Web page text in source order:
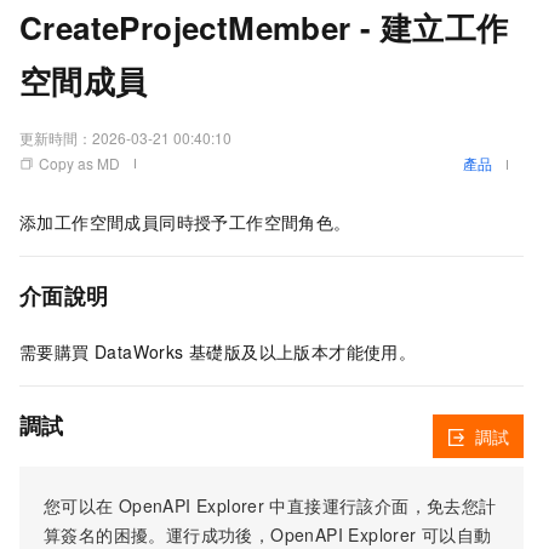
CreateProjectMember - 建立工作
空間成員
更新時間： 2026-03-21 00:40:10
Copy as MD
產品
添加工作空間成員同時授予工作空間角色。
介面說明
需要購買 DataWorks 基礎版及以上版本才能使用。
調試
您可以在 OpenAPI Explorer 中直接運行該介面，免去您計
算簽名的困擾。運行成功後，OpenAPI Explorer 可以自動
調試